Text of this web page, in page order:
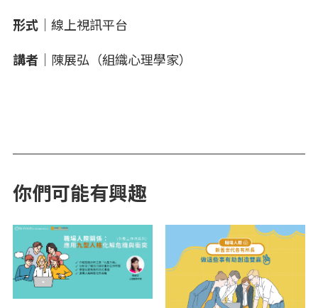
形式 ｜線上視訊平台
講者 ｜陳展弘（組織心理學家）
你們可能有興趣